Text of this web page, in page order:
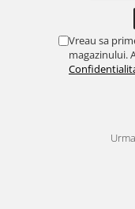
Vreau sa
magazinului.